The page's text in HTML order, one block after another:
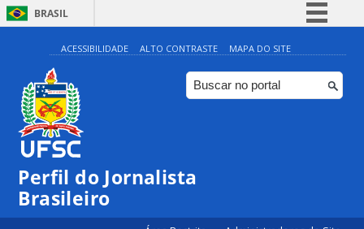
BRASIL
Simplifique!
Comunica BR
Participe
ACESSIBILIDADE ALTO CONTRASTE MAPA DO SITE
Perfil do Jornalista
Brasileiro